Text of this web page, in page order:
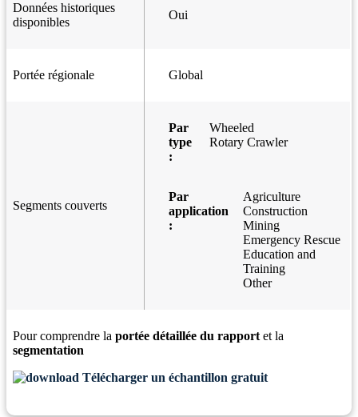
Données historiques
disponibles
Oui
Portée régionale Global
Segments couverts
Par
type
:
Wheeled
Rotary Crawler
Par
application
:
Agriculture
Construction
Mining
Emergency Rescue
Education and
Training
Other
Pour comprendre la portée détaillée du rapport et la
segmentation
Télécharger un échantillon gratuit